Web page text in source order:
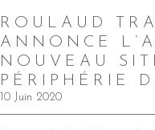
ROULAUD
ANNONCE
NOUVEAU
PÉRIPHÉRIE
10 Juin 2020